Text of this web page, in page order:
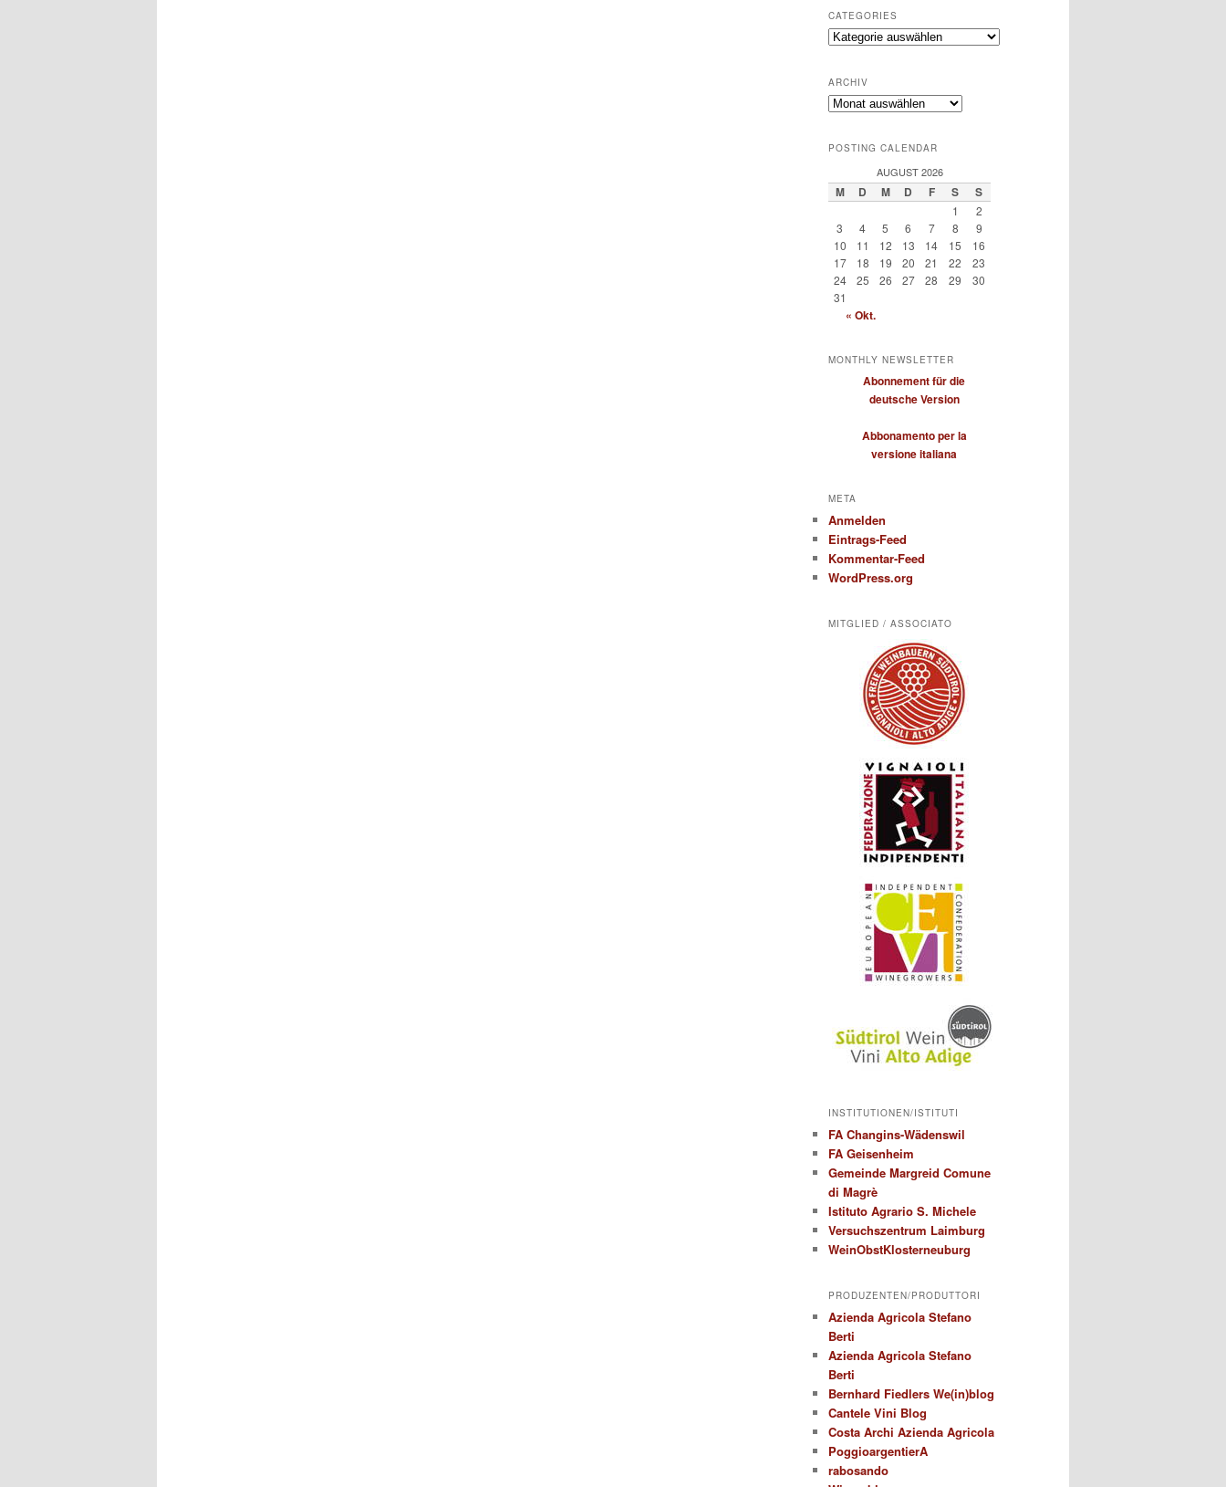
CATEGORIES
Categories
ARCHIV
Archiv
POSTING CALENDAR
AUGUST 2026
M D M D F S S
1
2
3
4 5 6 7 8
9
10
11 12 13 14 15
16
17
18 19 20 21 22
23
24
25 26 27 28 29
30
31
« Okt.
MONTHLY NEWSLETTER
Abonnement für die
deutsche Version
Abbonamento per la
versione italiana
META
Anmelden
Eintrags-Feed
Kommentar-Feed
WordPress.org
MITGLIED / ASSOCIATO
INSTITUTIONEN/ISTITUTI
FA Changins-Wädenswil
FA Geisenheim
Gemeinde Margreid Comune
di Magrè
Istituto Agrario S. Michele
Versuchszentrum Laimburg
WeinObstKlosterneuburg
PRODUZENTEN/PRODUTTORI
Azienda Agricola Stefano
Berti
Azienda Agricola Stefano
Berti
Bernhard Fiedlers We(in)blog
Cantele Vini Blog
Costa Archi Azienda Agricola
PoggioargentierA
rabosando